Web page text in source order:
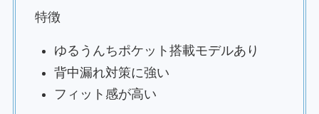
特徴
ゆるうんちポケット搭載モデルあり
背中漏れ対策に強い
フィット感が高い